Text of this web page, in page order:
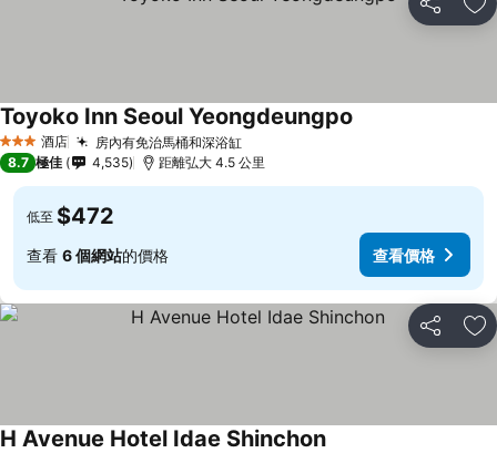
分享 放
3 星級 酒店 房內有免治馬桶和深浴缸
Toyoko Inn Seoul Yeongdeungpo
8.7 極佳 4,535 距離弘大 4.5 公里
低至 $472
查看 6 個網站的價格 查看價格
分享 放
H Avenue Hotel Idae Shinchon